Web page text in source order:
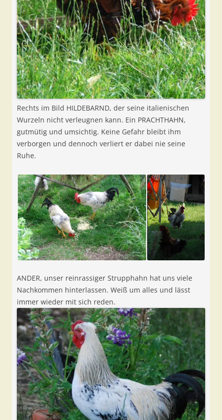
Rechts im Bild HILDEBARND, der seine italienischen
Wurzeln nicht verleugnen kann. Ein PRACHTHAHN,
gutmütig und umsichtig. Keine Gefahr bleibt ihm
verborgen und dennoch verliert er dabei nie seine
Ruhe.
ANDER, unser reinrassiger Strupphahn hat uns viele
Nachkommen hinterlassen. Weiß um alles und lässt
immer wieder mit sich reden.